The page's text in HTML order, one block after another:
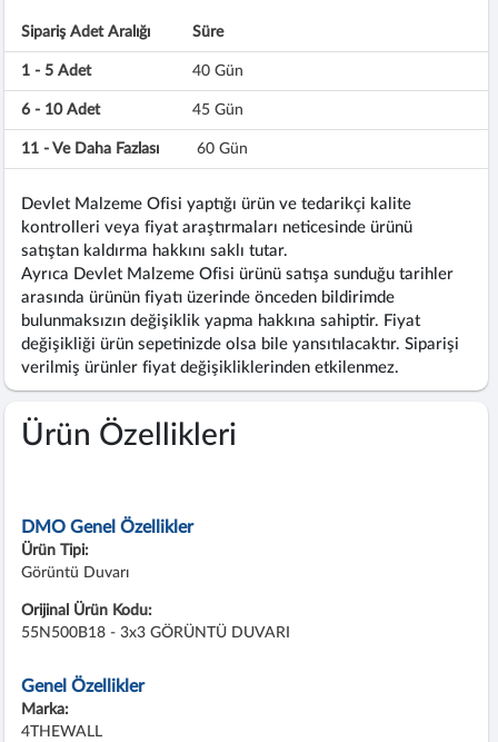
Sipariş Adet Aralığı Süre
1 - 5 Adet 40 Gün
6 - 10 Adet 45 Gün
11 - Ve Daha Fazlası 60 Gün
Devlet Malzeme Ofisi yaptığı ürün ve tedarikçi kalite
kontrolleri veya fiyat araştırmaları neticesinde ürünü
satıştan kaldırma hakkını saklı tutar.
Ayrıca Devlet Malzeme Ofisi ürünü satışa sunduğu tarihler
arasında ürünün fiyatı üzerinde önceden bildirimde
bulunmaksızın değişiklik yapma hakkına sahiptir. Fiyat
değişikliği ürün sepetinizde olsa bile yansıtılacaktır. Siparişi
verilmiş ürünler fiyat değişikliklerinden etkilenmez.
Ürün Özellikleri
DMO Genel Özellikler
Ürün Tipi:
Görüntü Duvarı
Orijinal Ürün Kodu:
55N500B18 - 3x3 GÖRÜNTÜ DUVARI
Genel Özellikler
Marka:
4THEWALL